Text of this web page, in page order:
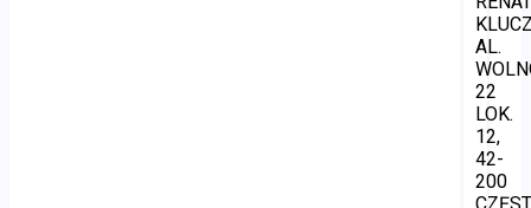
AL.
22
LOK.
12,
42-
200